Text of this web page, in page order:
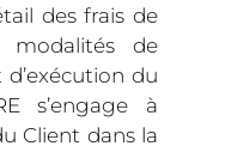
des frais de
modalités de
du
s’engage à
Client dans la